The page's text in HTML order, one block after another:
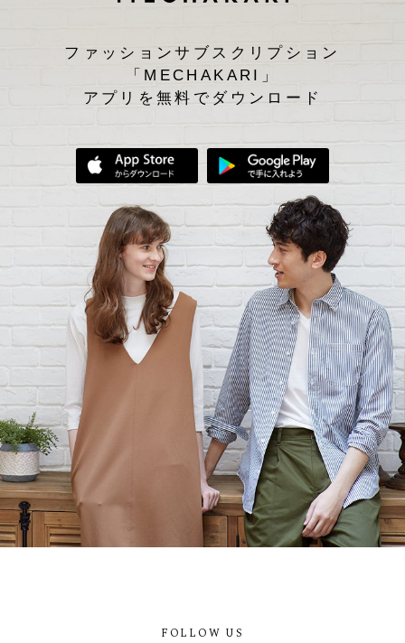
ファッションサブスクリプション
「MECHAKARI」
アプリを無料でダウンロード
App Storeからダウンロード
FOLLOW US